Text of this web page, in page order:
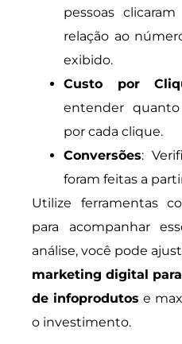
pessoas
relação ao
exibido.
Custo por
entender
por cada clique.
Conversões:
foram feitas a
Utilize ferramentas
para acompanhar
análise, você pode
marketing digital
de infoprodutos e
o investimento.